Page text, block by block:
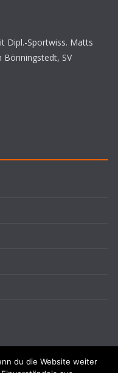
Dipl.-Sportwiss. Matts
Bönningstedt, SV
du die Website weiter